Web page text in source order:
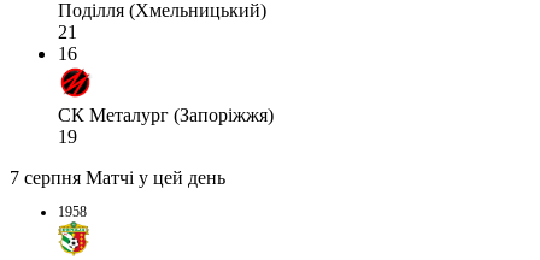
Поділля (Хмельницький)
21
16
СК Металург (Запоріжжя)
19
7 серпня Матчі у цей день
1958